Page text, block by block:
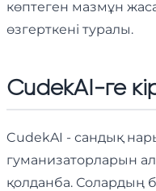
көптеген мазмұн
өзгерткені туралы.
CudekAI-ге
CudekAI - сандық
гуманизаторларын
қолданба. Солардың